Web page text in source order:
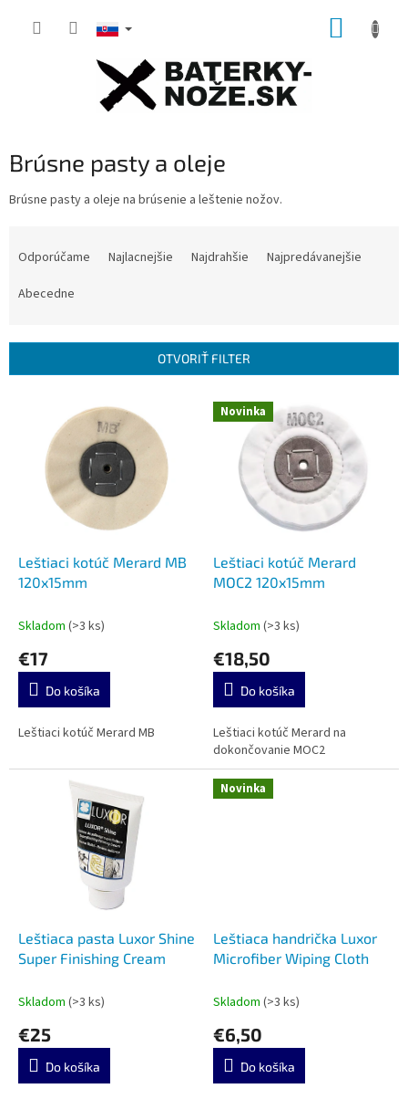
Brúsne pasty a oleje
Brúsne pasty a oleje na brúsenie a leštenie nožov.
p
Odporúčame Najlacnejšie Najdrahšie
Najpredávanejšie
Abecedne
OTVORIŤ FILTER
Leštiaci kotúč Merard MB
120x15mm
Skladom (>3 ks)
€17
Do košíka
Leštiaci kotúč Merard MB
Novinka
Leštiaci kotúč Merard
MOC2 120x15mm
Skladom (>3 ks)
€18,50
Do košíka
Leštiaci kotúč Merard na
dokončovanie MOC2
Leštiaca pasta Luxor Shine
Super Finishing Cream
Skladom (>3 ks)
€25
Do košíka
Novinka
Leštiaca handrička Luxor
Microfiber Wiping Cloth
Skladom (>3 ks)
€6,50
Do košíka